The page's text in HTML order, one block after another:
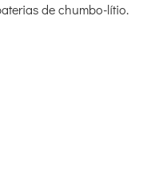
de chumbo-lítio.